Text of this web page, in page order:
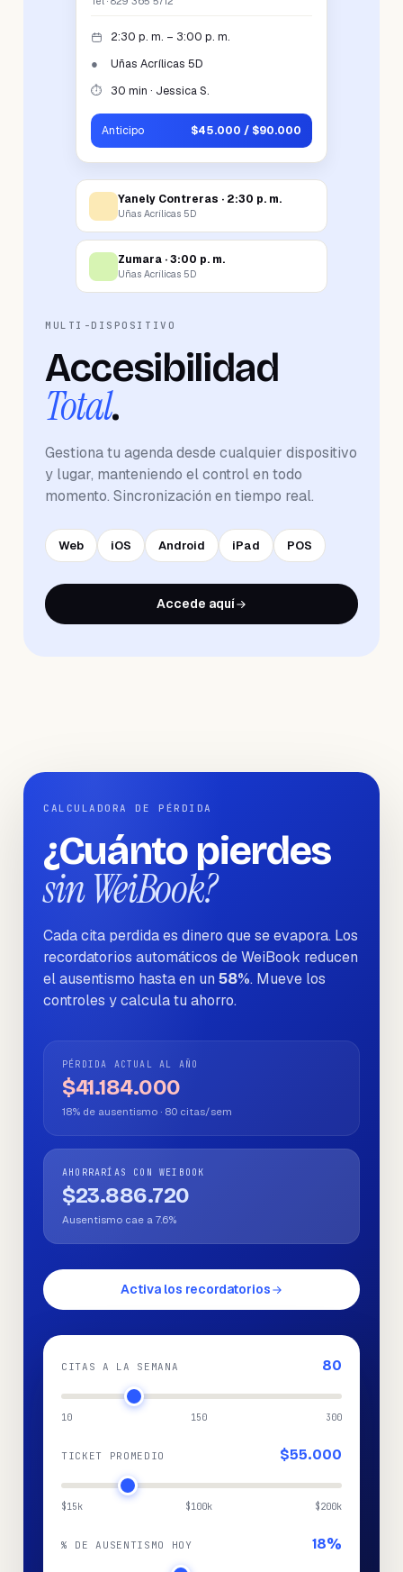
2:30 p. m. – 3:00 p. m.
●
Uñas Acrílicas 5D
⏱
30 min · Jessica S.
Anticipo $45.000 / $90.000
Yanely Contreras · 2:30 p. m.
Uñas Acrílicas 5D
Zumara ·3:00 p. m.
Uñas Acrílicas 5D
MULTI-DISPOSITIVO
Accesibilidad
Total.
Gestiona tu agenda desde cualquier dispositivo
y lugar, manteniendo el control en todo
momento. Sincronización en tiempo real.
Web iOS Android iPad POS
Accede aquí
CALCULADORA DE PÉRDIDA
¿Cuánto pierdes
sin WeiBook?
Cada cita perdida es dinero que se evapora. Los
recordatorios automáticos de WeiBook reducen
el ausentismo hasta en un 58%. Mueve los
controles y calcula tu ahorro.
PÉRDIDA ACTUAL AL AÑO
$41.184.000
18% de ausentismo · 80 citas/sem
AHORRARÍAS CON WEIBOOK
$23.886.720
Ausentismo cae a 7.6%
Activa los recordatorios
CITAS A LA SEMANA 80
10 150 300
TICKET PROMEDIO $55.000
$15k $100k $200k
% DE AUSENTISMO HOY 18%